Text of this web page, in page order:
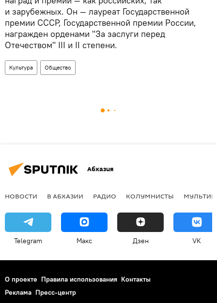
и зарубежных. Он — лауреат Государственной
премии СССР, Государственной премии России,
награжден орденами "За заслуги перед
Отечеством" III и II степени.
Культура Общество
Абхазия
НОВОСТИ В АБХАЗИИ РАДИО КОЛУМНИСТЫ
Telegram Макс Дзен VK
О проекте Правила использования Контакты
Реклама Пресс-центр